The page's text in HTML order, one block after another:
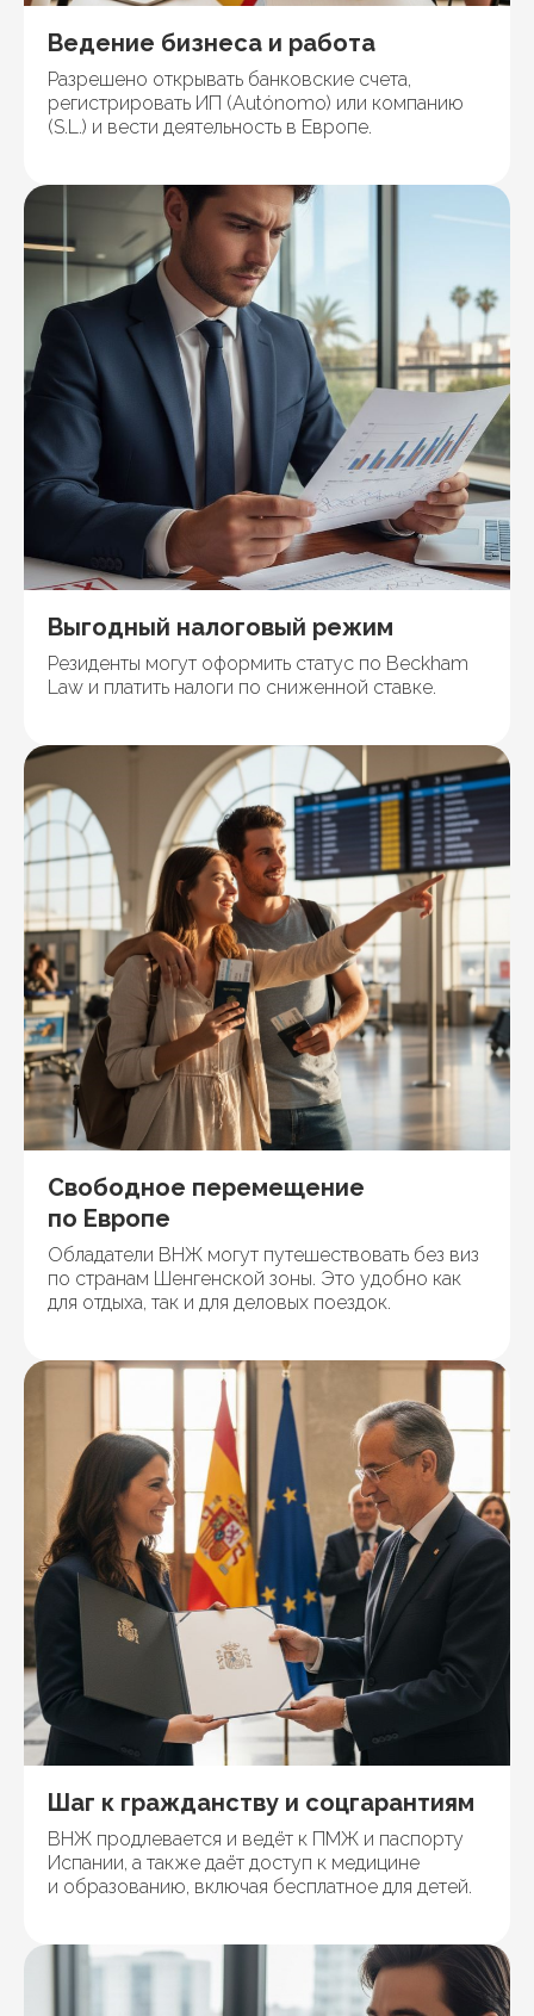
Ведение бизнеса и работа
Разрешено открывать банковские счета,
регистрировать ИП (Autónomo) или компанию
(S.L.) и вести деятельность в Европе.
Выгодный налоговый режим
Резиденты могут оформить статус по Beckham
Law и платить налоги по сниженной ставке.
Свободное перемещение
по Европе
Обладатели ВНЖ могут путешествовать без виз
по странам Шенгенской зоны. Это удобно как
для отдыха, так и для деловых поездок.
Шаг к гражданству и соцгарантиям
ВНЖ продлевается и ведёт к ПМЖ и паспорту
Испании, а также даёт доступ к медицине
и образованию, включая бесплатное для детей.